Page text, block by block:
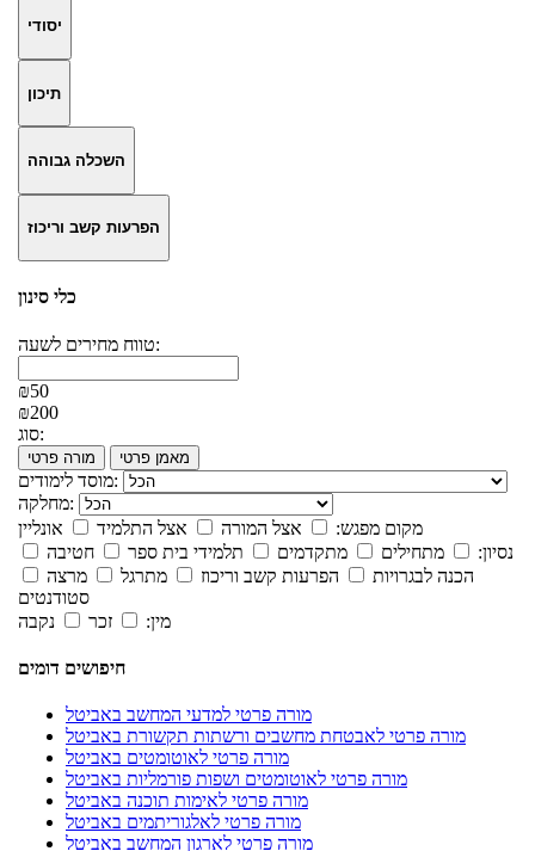
יסודי
תיכון
השכלה גבוהה
הפרעות קשב וריכוז
כלי סינון
טווח מחירים לשעה:
₪50
₪200
סוג:
מורה פרטי מאמן פרטי
מוסד לימודים:
מחלקה:
מקום מפגש:
אצל המורה אצל התלמיד
אונליין
נסיון:
מתחילים מתקדמים תלמידי בית ספר
חטיבה
הכנה לבגרויות
הפרעות קשב וריכוז מתרגל
מרצה
סטודנטים
מין:
זכר נקבה
חיפושים דומים
מורה פרטי למדעי המחשב באביטל
מורה פרטי לאבטחת מחשבים ורשתות תקשורת באביטל
מורה פרטי לאוטומטים באביטל
מורה פרטי לאוטומטים ושפות פורמליות באביטל
מורה פרטי לאימות תוכנה באביטל
מורה פרטי לאלגוריתמים באביטל
מורה פרטי לארגון המחשב באביטל